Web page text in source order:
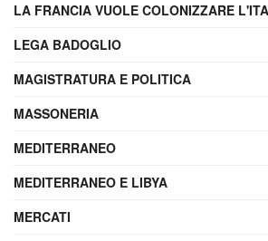
LA FRANCIA VUOLE COLONIZZARE
LEGA BADOGLIO
MAGISTRATURA E POLITICA
MASSONERIA
MEDITERRANEO
MEDITERRANEO E LIBYA
MERCATI